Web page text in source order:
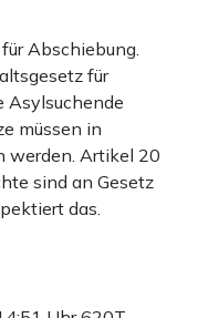
Abschiebung.
für
Asylsuchende
müssen in
werden. Artikel 20
sind an Gesetz
das.